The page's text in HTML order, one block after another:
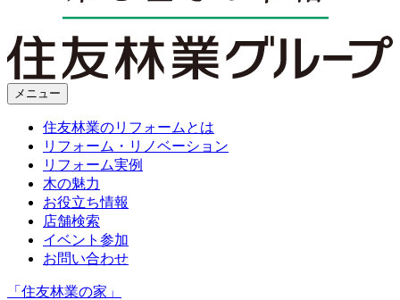
メニュー
住友林業のリフォームとは
リフォーム・リノベーション
リフォーム実例
木の魅力
お役立ち情報
店舗検索
イベント参加
お問い合わせ
「住友林業の家」